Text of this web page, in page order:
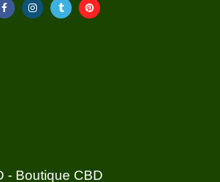
- Boutique CBD